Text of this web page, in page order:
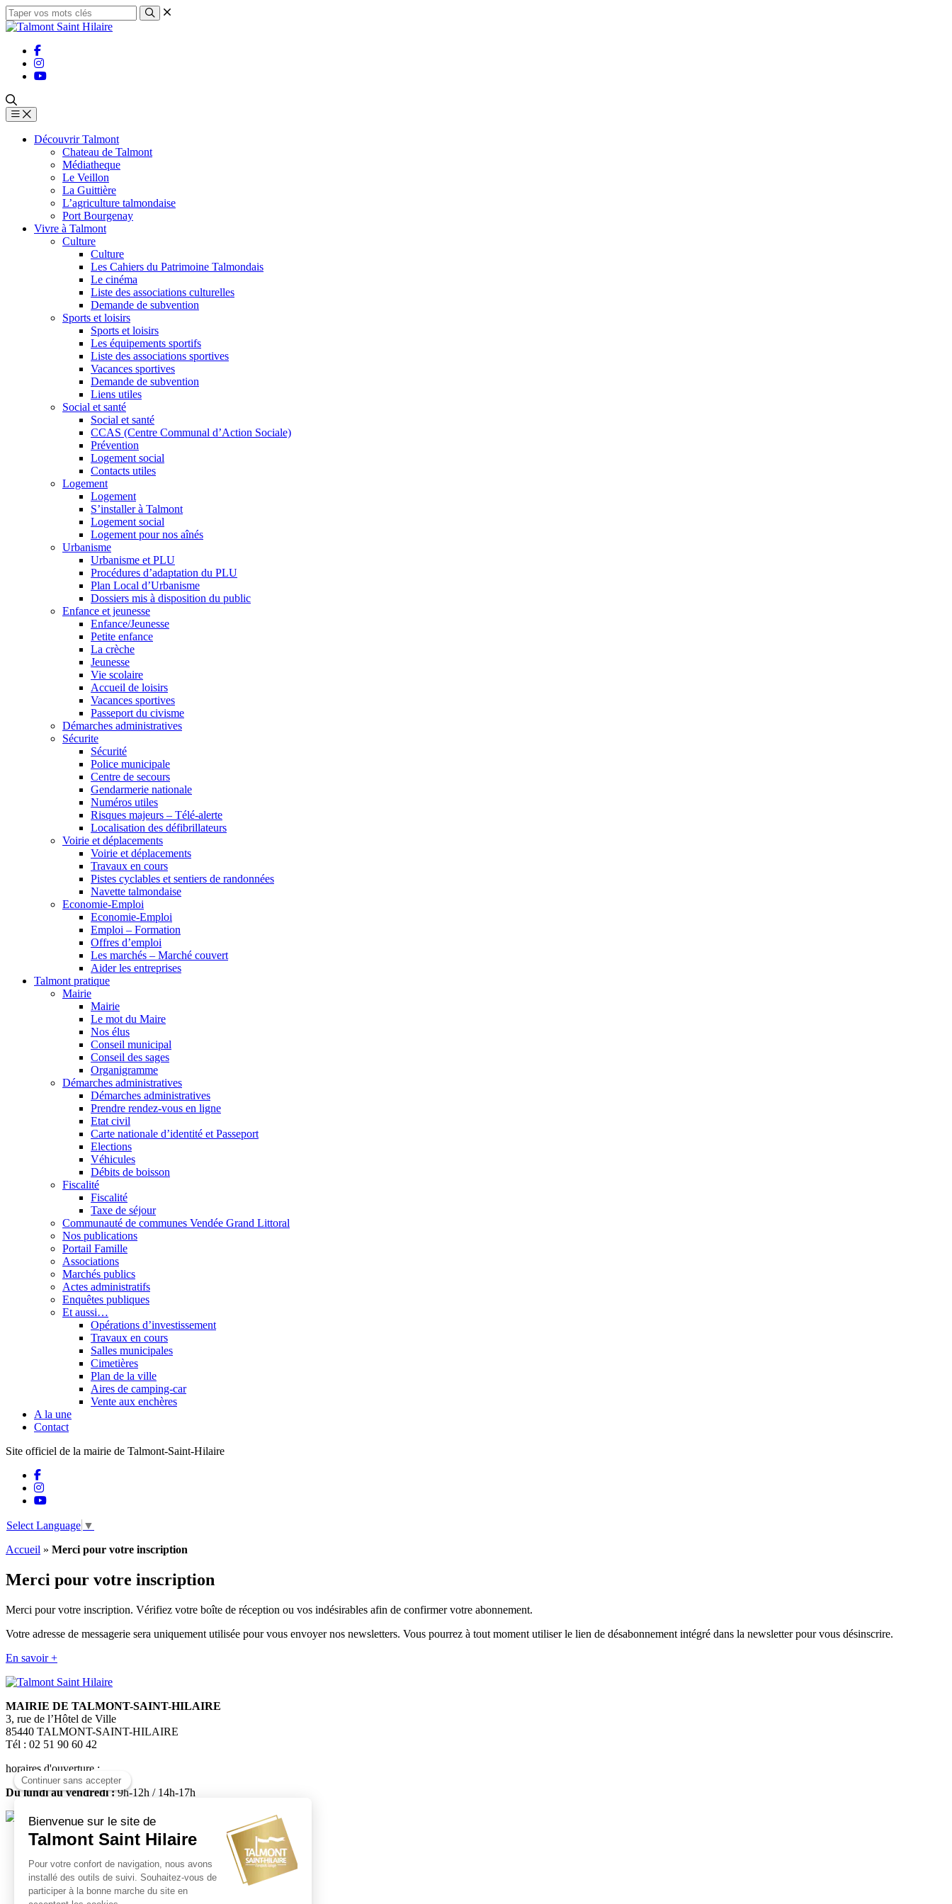
Découvrir Talmont
Chateau de Talmont
Médiatheque
Le Veillon
La Guittière
L’agriculture talmondaise
Port Bourgenay
Vivre à Talmont
Culture
Culture
Les Cahiers du Patrimoine Talmondais
Le cinéma
Liste des associations culturelles
Demande de subvention
Sports et loisirs
Sports et loisirs
Les équipements sportifs
Liste des associations sportives
Vacances sportives
Demande de subvention
Liens utiles
Social et santé
Social et santé
CCAS (Centre Communal d’Action Sociale)
Prévention
Logement social
Contacts utiles
Logement
Logement
S’installer à Talmont
Logement social
Logement pour nos aînés
Urbanisme
Urbanisme et PLU
Procédures d’adaptation du PLU
Plan Local d’Urbanisme
Dossiers mis à disposition du public
Enfance et jeunesse
Enfance/Jeunesse
Petite enfance
La crèche
Jeunesse
Vie scolaire
Accueil de loisirs
Vacances sportives
Passeport du civisme
Démarches administratives
Sécurite
Sécurité
Police municipale
Centre de secours
Gendarmerie nationale
Numéros utiles
Risques majeurs – Télé-alerte
Localisation des défibrillateurs
Voirie et déplacements
Voirie et déplacements
Travaux en cours
Pistes cyclables et sentiers de randonnées
Navette talmondaise
Economie-Emploi
Economie-Emploi
Emploi – Formation
Offres d’emploi
Les marchés – Marché couvert
Aider les entreprises
Talmont pratique
Mairie
Mairie
Le mot du Maire
Nos élus
Conseil municipal
Conseil des sages
Organigramme
Démarches administratives
Démarches administratives
Prendre rendez-vous en ligne
Etat civil
Carte nationale d’identité et Passeport
Elections
Véhicules
Débits de boisson
Fiscalité
Fiscalité
Taxe de séjour
Communauté de communes Vendée Grand Littoral
Nos publications
Portail Famille
Associations
Marchés publics
Actes administratifs
Enquêtes publiques
Et aussi…
Opérations d’investissement
Travaux en cours
Salles municipales
Cimetières
Plan de la ville
Aires de camping-car
Vente aux enchères
A la une
Contact
Site officiel de la mairie de Talmont-Saint-Hilaire
Select Language ▼
Accueil » Merci pour votre inscription
Merci pour votre inscription
Merci pour votre inscription. Vérifiez votre boîte de réception ou vos indésirables afin de confirmer votre abonnement.
Votre adresse de messagerie sera uniquement utilisée pour vous envoyer nos newsletters. Vous pourrez à tout moment utiliser le lien de désabonnement intégré dans la newsletter pour vous désinscrire.
En savoir +
MAIRIE DE TALMONT-SAINT-HILAIRE
3, rue de l’Hôtel de Ville
85440 TALMONT-SAINT-HILAIRE
Tél : 02 51 90 60 42
horaires d'ouverture :
Du lundi au vendredi :9h-12h / 14h-17h